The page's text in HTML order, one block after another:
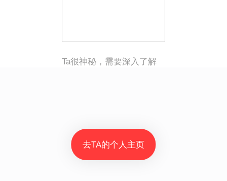
Ta很神秘，需要深入了解
去TA的个人主页